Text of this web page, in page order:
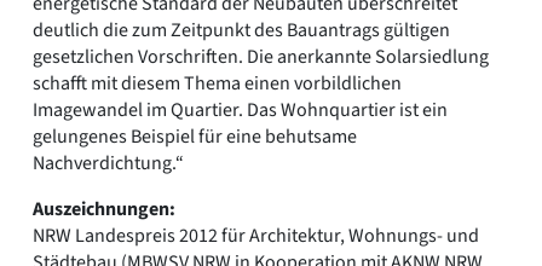
deutlich die zum Zeitpunkt des Bauantrags gültigen
gesetzlichen Vorschriften. Die anerkannte Solarsiedlung
schafft mit diesem Thema einen vorbildlichen
Imagewandel im Quartier. Das Wohnquartier ist ein
gelungenes Beispiel für eine behutsame
Nachverdichtung.“
Auszeichnungen:
NRW Landespreis 2012 für Architektur, Wohnungs- und